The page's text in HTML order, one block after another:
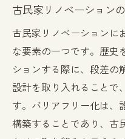
古民家リノベーション
古民家リノベーションに
な要素の一つです。歴史
ションする際に、段差の
設計を取り入れることで
す。バリアフリー化は、
構築することであり、古